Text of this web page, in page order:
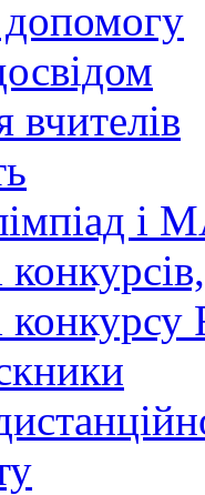
вчителів
і